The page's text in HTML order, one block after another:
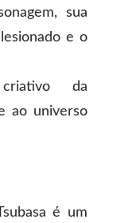
sua
e o
da
ao universo
é um